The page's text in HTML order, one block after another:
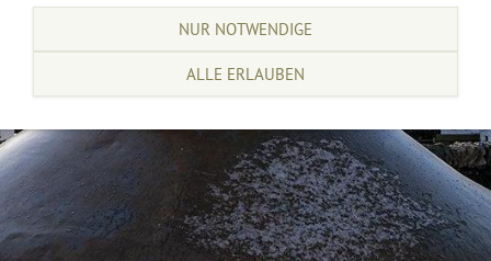
NUR NOTWENDIGE
ALLE ERLAUBEN